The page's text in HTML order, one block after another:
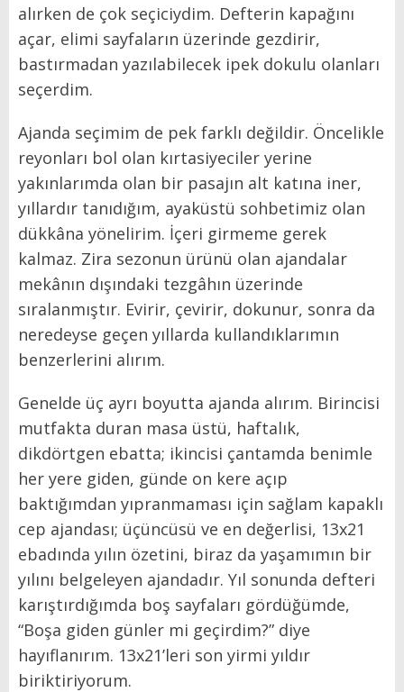
alırken de çok seçiciydim. Defterin kapağını
açar, elimi sayfaların üzerinde gezdirir,
bastırmadan yazılabilecek ipek dokulu olanları
seçerdim.
Ajanda seçimim de pek farklı değildir. Öncelikle
reyonları bol olan kırtasiyeciler yerine
yakınlarımda olan bir pasajın alt katına iner,
yıllardır tanıdığım, ayaküstü sohbetimiz olan
dükkâna yönelirim. İçeri girmeme gerek
kalmaz. Zira sezonun ürünü olan ajandalar
mekânın dışındaki tezgâhın üzerinde
sıralanmıştır. Evirir, çevirir, dokunur, sonra da
neredeyse geçen yıllarda kullandıklarımın
benzerlerini alırım.
Genelde üç ayrı boyutta ajanda alırım. Birincisi
mutfakta duran masa üstü, haftalık,
dikdörtgen ebatta; ikincisi çantamda benimle
her yere giden, günde on kere açıp
baktığımdan yıpranmaması için sağlam kapaklı
cep ajandası; üçüncüsü ve en değerlisi, 13x21
ebadında yılın özetini, biraz da yaşamımın bir
yılını belgeleyen ajandadır. Yıl sonunda defteri
karıştırdığımda boş sayfaları gördüğümde,
“Boşa giden günler mi geçirdim?” diye
hayıflanırım. 13x21’leri son yirmi yıldır
biriktiriyorum.